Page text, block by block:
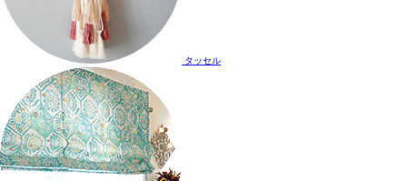
タッセル